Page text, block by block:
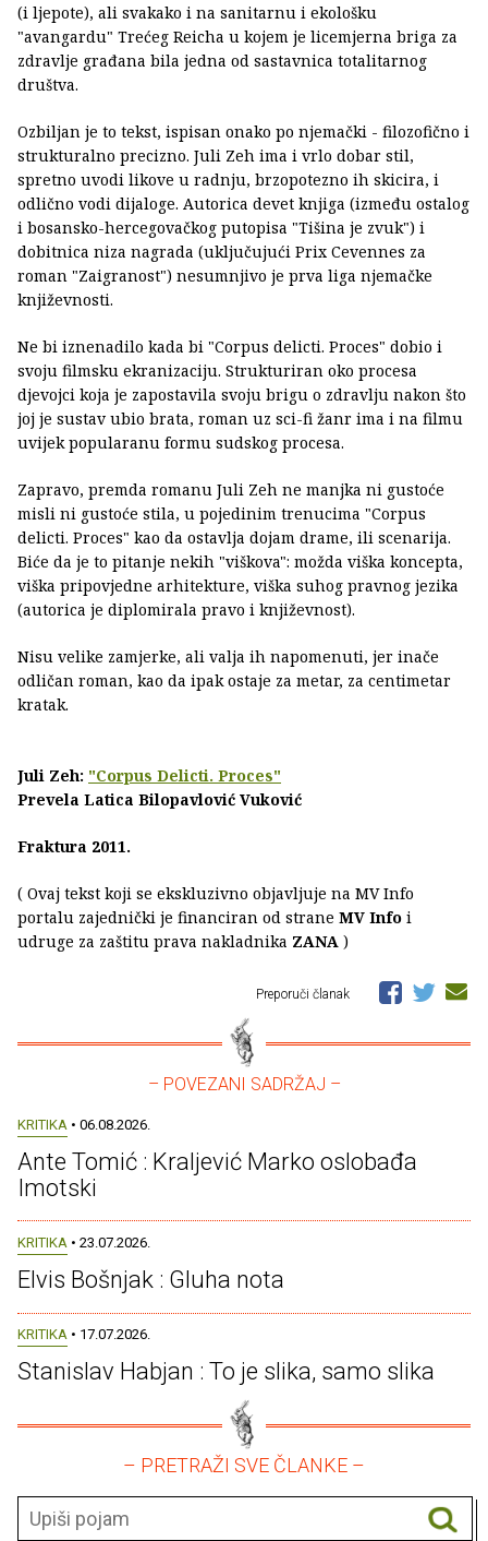
(i ljepote), ali svakako i na sanitarnu i ekološku
"avangardu" Trećeg Reicha u kojem je licemjerna briga za
zdravlje građana bila jedna od sastavnica totalitarnog
društva.
Ozbiljan je to tekst, ispisan onako po njemački - filozofično i
strukturalno precizno. Juli Zeh ima i vrlo dobar stil,
spretno uvodi likove u radnju, brzopotezno ih skicira, i
odlično vodi dijaloge. Autorica devet knjiga (između ostalog
i bosansko-hercegovačkog putopisa "Tišina je zvuk") i
dobitnica niza nagrada (uključujući Prix Cevennes za
roman "Zaigranost") nesumnjivo je prva liga njemačke
književnosti.
Ne bi iznenadilo kada bi "Corpus delicti. Proces" dobio i
svoju filmsku ekranizaciju. Strukturiran oko procesa
djevojci koja je zapostavila svoju brigu o zdravlju nakon što
joj je sustav ubio brata, roman uz sci-fi žanr ima i na filmu
uvijek popularanu formu sudskog procesa.
Zapravo, premda romanu Juli Zeh ne manjka ni gustoće
misli ni gustoće stila, u pojedinim trenucima "Corpus
delicti. Proces" kao da ostavlja dojam drame, ili scenarija.
Biće da je to pitanje nekih "viškova": možda viška koncepta,
viška pripovjedne arhitekture, viška suhog pravnog jezika
(autorica je diplomirala pravo i književnost).
Nisu velike zamjerke, ali valja ih napomenuti, jer inače
odličan roman, kao da ipak ostaje za metar, za centimetar
kratak.
Juli Zeh: "Corpus Delicti. Proces"
Prevela Latica Bilopavlović Vuković
Fraktura 2011.
( Ovaj tekst koji se ekskluzivno objavljuje na MV Info
portalu zajednički je financiran od strane MV Info i
udruge za zaštitu prava nakladnika ZANA )
Preporuči članak
– POVEZANI SADRŽAJ –
KRITIKA • 06.08.2026.
Ante Tomić : Kraljević Marko oslobađa
Imotski
KRITIKA • 23.07.2026.
Elvis Bošnjak : Gluha nota
KRITIKA • 17.07.2026.
Stanislav Habjan : To je slika, samo slika
– PRETRAŽI SVE ČLANKE –